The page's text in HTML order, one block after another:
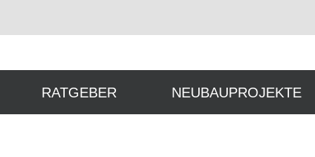
RATGEBER NEUBAU­PROJEKTE